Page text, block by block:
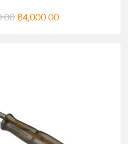
฿4,000.00